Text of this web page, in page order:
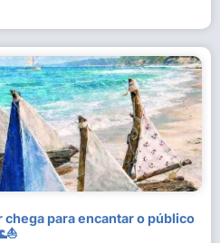
chega para encantar o público